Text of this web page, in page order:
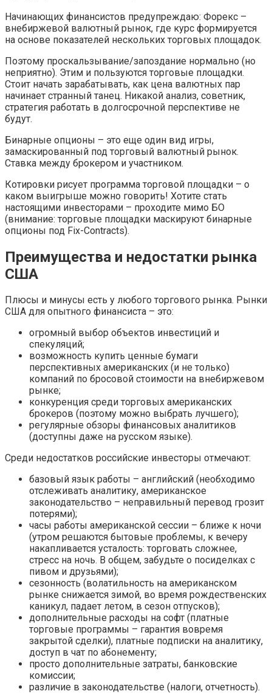
Начинающих финансистов предупреждаю: Форекс –
внебиржевой валютный рынок, где курс формируется
на основе показателей нескольких торговых площадок.
Поэтому проскальзывание/запоздание нормально (но
неприятно). Этим и пользуются торговые площадки.
Стоит начать зарабатывать, как цена валютных пар
начинает странный танец. Никакой анализ, советник,
стратегия работать в долгосрочной перспективе не
будут.
Бинарные опционы – это еще один вид игры,
замаскированный под торговый валютный рынок.
Ставка между брокером и участником.
Котировки рисует программа торговой площадки – о
каком выигрыше можно говорить! Хотите стать
настоящими инвесторами – проходите мимо БО
(внимание: торговые площадки маскируют бинарные
опционы под Fix-Contracts).
Преимущества и недостатки рынка
США
Плюсы и минусы есть у любого торгового рынка. Рынки
США для опытного финансиста – это:
огромный выбор объектов инвестиций и
спекуляций;
возможность купить ценные бумаги
перспективных американских (и не только)
компаний по бросовой стоимости на внебиржевом
рынке;
конкуренция среди торговых американских
брокеров (поэтому можно выбрать лучшего);
регулярные обзоры финансовых аналитиков
(доступны даже на русском языке).
Среди недостатков российские инвесторы отмечают:
базовый язык работы – английский (необходимо
отслеживать аналитику, американское
законодательство – неправильный перевод грозит
потерями);
часы работы американской сессии – ближе к ночи
(утром решаются бытовые проблемы, к вечеру
накапливается усталость: торговать сложнее,
стресс на ночь. В общем, забудьте о посиделках с
пивом и друзьями);
сезонность (волатильность на американском
рынке снижается зимой, во время рождественских
каникул, падает летом, в сезон отпусков);
дополнительные расходы на софт (платные
торговые программы – гарантия вовремя
закрытой сделки), платные подписки на аналитику,
доступ в чат по абонементу;
просто дополнительные затраты, банковские
комиссии;
различие в законодательстве (налоги, отчетность).